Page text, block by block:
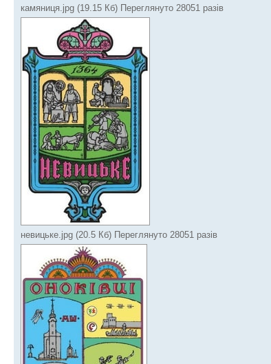
камяниця.jpg (19.15 Кб) Переглянуто 28051 разів
невицьке.jpg (20.5 Кб) Переглянуто 28051 разів